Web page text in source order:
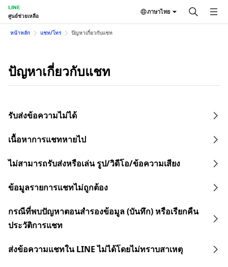
LINE
ศูนย์ช่วยเหลือ
ภาษาไทย
หน้าหลัก แชท/โทร ปัญหาเกี่ยวกับแชท
ปัญหาเกี่ยวกับแชท
รับส่งข้อความไม่ได้
เนื้อหาการแชทหายไป
ไม่สามารถรับส่งหรือเล่น รูป/วิดีโอ/ข้อความเสียง
ข้อมูลรายการแชทไม่ถูกต้อง
กรณีที่พบปัญหาตอนสำรองข้อมูล (บันทึก) หรือเรียกคืน
ประวัติการแชท
ส่งข้อความแชทใน LINE ไม่ได้โดยไม่ทราบสาเหตุ